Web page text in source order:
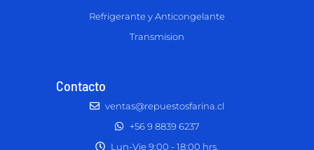
Refrigerante y Anticongelante
Transmision
Contacto
ventas@repuestosfarina.cl
+56 9 8839 6237
Lun-Vie 9:00 - 18:00 hrs.